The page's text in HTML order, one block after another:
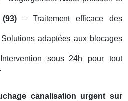
– Traitement efficace des
adaptées aux blocages
sous 24h pour tout
canalisation urgent sur